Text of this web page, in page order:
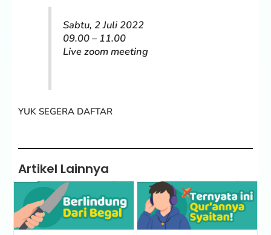
Sabtu, 2 Juli 2022
09.00 – 11.00
Live zoom meeting
YUK SEGERA DAFTAR
Artikel Lainnya